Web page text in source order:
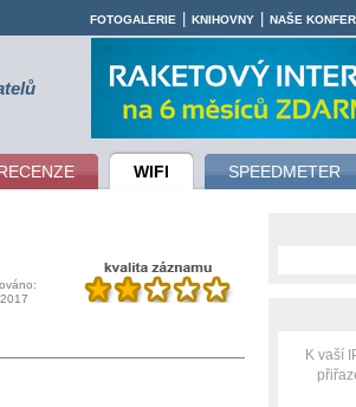
WIFI SPEEDMETER
FOTOGALERIE KNIHOVNY NAŠE
K vaší